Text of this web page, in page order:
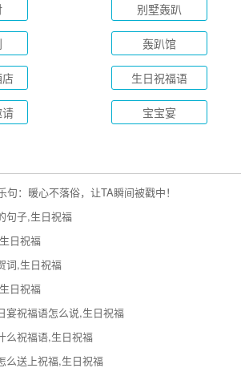
别墅轰趴
轰趴馆
生日祝福语
宝宝宴
句：暖心不落俗，让TA瞬间被戳中！
句子,生日祝福
日祝福
词,生日祝福
日祝福
宴祝福语怎么说,生日祝福
么祝福语,生日祝福
么送上祝福,生日祝福